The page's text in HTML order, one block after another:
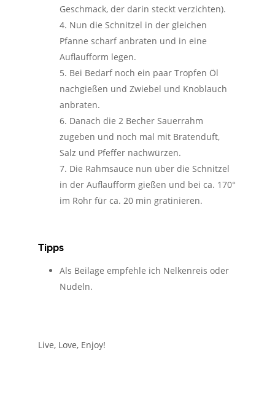
Geschmack, der darin steckt verzichten).
Nun die Schnitzel in der gleichen
Pfanne scharf anbraten und in eine
Auflaufform legen.
Bei Bedarf noch ein paar Tropfen Öl
nachgießen und Zwiebel und Knoblauch
anbraten.
Danach die 2 Becher Sauerrahm
zugeben und noch mal mit Bratenduft,
Salz und Pfeffer nachwürzen.
Die Rahmsauce nun über die Schnitzel
in der Auflaufform gießen und bei ca. 170°
im Rohr für ca. 20 min gratinieren.
Tipps
Als Beilage empfehle ich Nelkenreis oder
Nudeln.
Live, Love, Enjoy!